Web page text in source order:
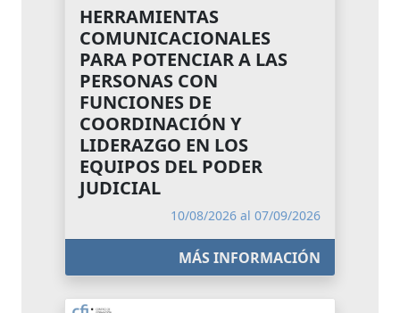
HERRAMIENTAS
COMUNICACIONALES
PARA POTENCIAR A LAS
PERSONAS CON
FUNCIONES DE
COORDINACIÓN Y
LIDERAZGO EN LOS
EQUIPOS DEL PODER
JUDICIAL
10/08/2026 al 07/09/2026
MÁS INFORMACIÓN